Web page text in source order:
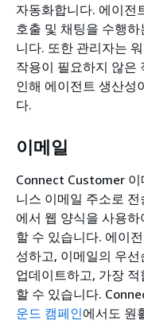
자동화합니다. 에이전
호출 및 채팅을 수행
니다. 또한 관리자는
작용이 필요하지 않은
인해 에이전트 생산성
다.
이메일
Connect Customer
니스 이메일 주소로
에서 웹 양식을 사용
할 수 있습니다. 에이
성하고, 이메일의 우
업데이트하고, 가장
할 수 있습니다.
운드 캠페인에서도 원